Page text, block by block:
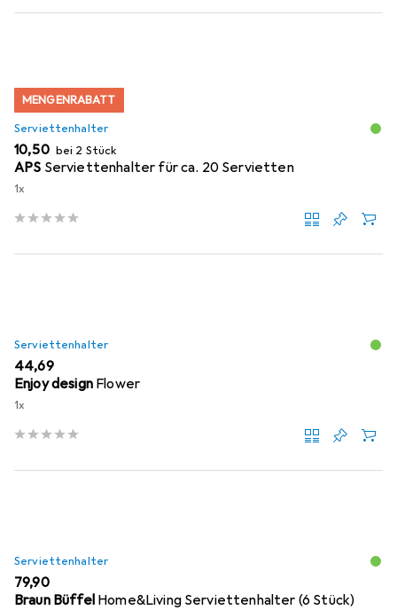
MENGENRABATT
Serviettenhalter
EUR
10,50 bei 2 Stück
APS Serviettenhalter für ca. 20 Servietten
1x
Serviettenhalter
EUR
44,69
Enjoy design Flower
1x
Serviettenhalter
EUR
79,90
Braun Büffel Home&Living Serviettenhalter (6 Stück)